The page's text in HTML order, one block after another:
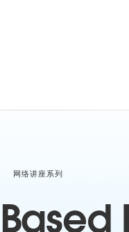
套餐与价格
网络讲座系列